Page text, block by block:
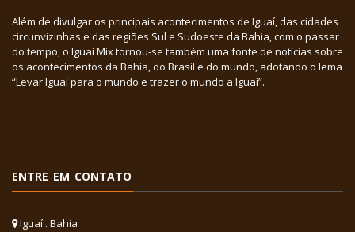
Além de divulgar os principais acontecimentos de Iguaí, das cidades
circunvizinhas e das regiões Sul e Sudoeste da Bahia, com o passar
do tempo, o Iguaí Mix tornou-se também uma fonte de notícias sobre
os acontecimentos da Bahia, do Brasil e do mundo, adotando o lema
“Levar Iguaí para o mundo e trazer o mundo a Iguaí”.
ENTRE EM CONTATO
Iguaí . Bahia